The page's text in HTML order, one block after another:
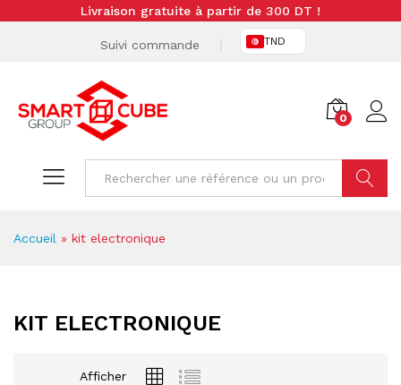
Livraison gratuite à partir de 300 DT !
Suivi commande TND
0
Accueil » kit electronique
KIT ELECTRONIQUE
Afficher